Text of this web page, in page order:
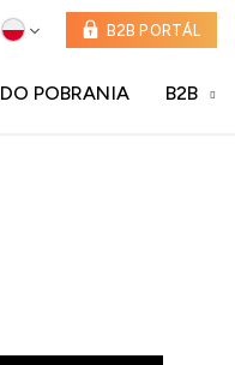
B2B PORTÁL
DO POBRANIA B2B